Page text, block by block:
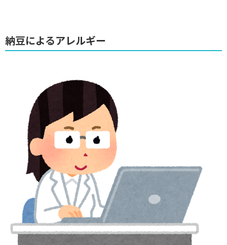
納豆によるアレルギー